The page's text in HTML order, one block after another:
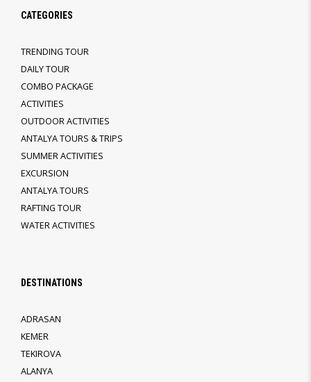
CATEGORIES
TRENDING TOUR
DAILY TOUR
COMBO PACKAGE
ACTIVITIES
OUTDOOR ACTIVITIES
ANTALYA TOURS & TRIPS
SUMMER ACTIVITIES
EXCURSION
ANTALYA TOURS
RAFTING TOUR
WATER ACTIVITIES
DESTINATIONS
ADRASAN
KEMER
TEKIROVA
ALANYA